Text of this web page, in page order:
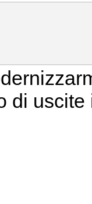
di uscite